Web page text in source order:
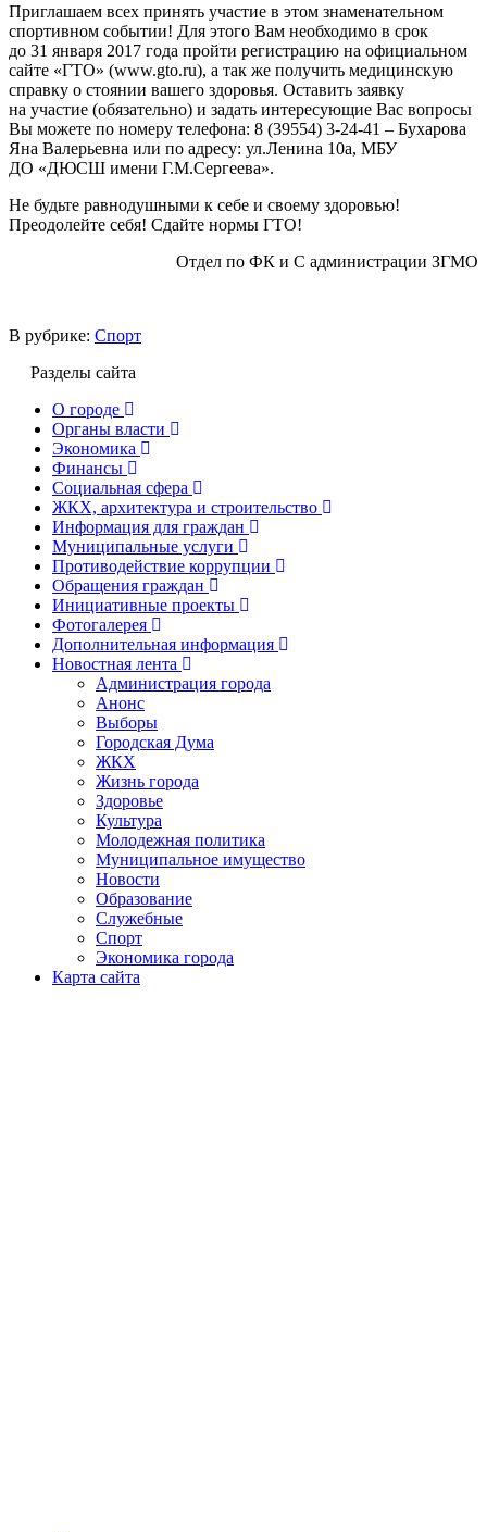
Приглашаем всех принять участие в этом знаменательном
спортивном событии! Для этого Вам необходимо в срок
до 31 января 2017 года пройти регистрацию на официальном
сайте «ГТО» (www.gto.ru), а так же получить медицинскую
справку о стоянии вашего здоровья. Оставить заявку
на участие (обязательно) и задать интересующие Вас вопросы
Вы можете по номеру телефона: 8 (39554) 3-24-41 – Бухарова
Яна Валерьевна или по адресу: ул.Ленина 10а, МБУ
ДО «ДЮСШ имени Г.М.Сергеева».
Не будьте равнодушными к себе и своему здоровью!
Преодолейте себя! Сдайте нормы ГТО!
Отдел по ФК и С администрации ЗГМО
В рубрике: Спорт
Разделы сайта
О городе
Органы власти
Экономика
Финансы
Социальная сфера
ЖКХ, архитектура и строительство
Информация для граждан
Муниципальные услуги
Противодействие коррупции
Обращения граждан
Инициативные проекты
Фотогалерея
Дополнительная информация
Новостная лента
Администрация города
Анонс
Выборы
Городская Дума
ЖКХ
Жизнь города
Здоровье
Культура
Молодежная политика
Муниципальное имущество
Новости
Образование
Служебные
Спорт
Экономика города
Карта сайта